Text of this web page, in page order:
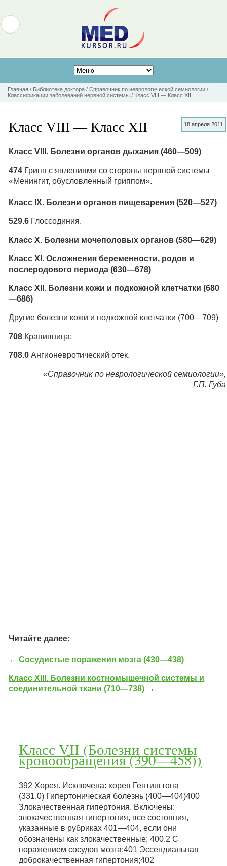
Главная / Библиотека доктора / Справочник по неврологической семиологии /
Классификации заболеваний нервной системы / Класс VIII — Класс XII
18 апреля 2011
Класс VIII — Класс XII
Класс VIII. Болезни органов дыхания (460—509)
474 Грипп с явлениями со стороны нервной системы
«Менингит, обусловленный гриппом».
Класс IX. Болезни органов пищеварения (520—527)
529.6 Глоссодиния.
Класс X. Болезни мочеполовых органов (580—629)
Класс XI. Осложнения беременности, родов и
послеродового периода (630—678)
Класс XII. Болезни кожи и подкожной клетчатки (680
—686)
Другие болезни кожи и подкожной клетчатки (700—709)
708 Крапивница;
708.0Ангионевротический отек.
«Справочник по неврологической семиологии»,
Г.П. Губа
Читайте далее:
←Сосудистые поражения мозга (430—438)
Класс XIII. Болезни костномышечной системы и
соединительной ткани (710—738) →
Класс VII (Болезни системы
кровообращения (390—458))
392 Хорея. Исключена: хорея Гентингтопа
(331.0) Гипертоническая болезнь (400—404)400
Злокачественная гипертония. Включены:
злокачественная гипертония, все состояния,
указанные в рубриках 401—404, если они
обозначены как злокачественные; 400.2 С
поражением сосудов мозга;401 Эссендиальная
доброкачественная гипертония;402